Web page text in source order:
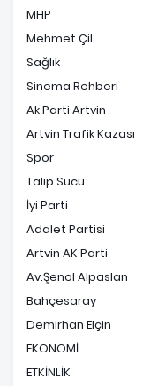
MHP
Mehmet Çil
Sağlık
Sinema Rehberi
Ak Parti Artvin
Artvin Trafik Kazası
Spor
Talip Sücü
İyi Parti
Adalet Partisi
Artvin AK Parti
Av.Şenol Alpaslan
Bahçesaray
Demirhan Elçin
EKONOMİ
ETKİNLİK